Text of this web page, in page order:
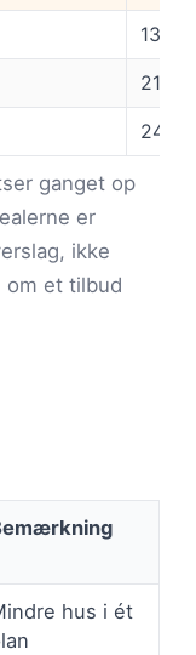
ganget op
er
ikke
et tilbud
hus i ét